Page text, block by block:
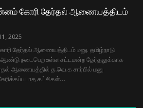
கோரி தேர்தல் ஆணையத்திடம்
2025
தேர்தல் ஆணையத்திடம் மனு. தமிழ்நாடு
நடைபெற உள்ள சட்டமன்ற தேர்தலுக்காக
ஆணையத்தில் த.வெ.க சார்பில் மனு
கட்சிகள்…